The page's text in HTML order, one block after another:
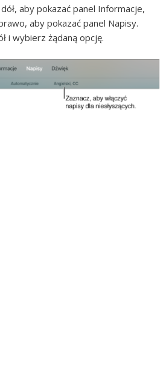
aby pokazać panel Informacje,
aby pokazać panel Napisy.
i wybierz żądaną opcję.